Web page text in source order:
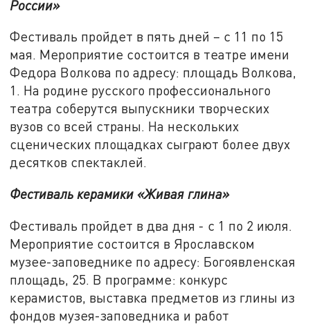
России»
Фестиваль пройдет в пять дней – с 11 по 15
мая. Мероприятие состоится в театре имени
Федора Волкова по адресу: площадь Волкова,
1. На родине русского профессионального
театра соберутся выпускники творческих
вузов со всей страны. На нескольких
сценических площадках сыграют более двух
десятков спектаклей.
Фестиваль керамики «Живая глина»
Фестиваль пройдет в два дня - с 1 по 2 июля.
Мероприятие состоится в Ярославском
музее-заповеднике по адресу: Богоявленская
площадь, 25. В программе: конкурс
керамистов, выставка предметов из глины из
фондов музея-заповедника и работ